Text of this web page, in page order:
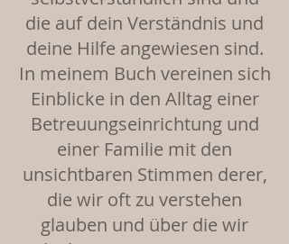
die auf dein Verständnis und
deine Hilfe angewiesen sind.
In meinem Buch vereinen sich
Einblicke in den Alltag einer
Betreuungseinrichtung und
einer Familie mit den
unsichtbaren Stimmen derer,
die wir oft zu verstehen
glauben und über die wir